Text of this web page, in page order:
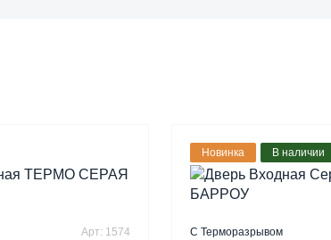
Арт: 1574
Новинка В наличии
С Терморазрывом